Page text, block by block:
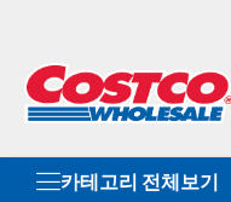
카테고리 전체보기